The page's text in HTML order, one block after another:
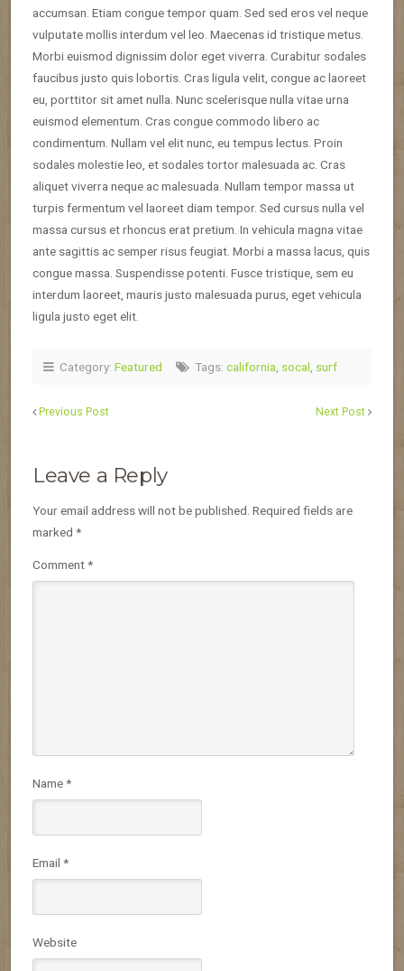
accumsan. Etiam congue tempor quam. Sed sed eros vel neque
vulputate mollis interdum vel leo. Maecenas id tristique metus.
Morbi euismod dignissim dolor eget viverra. Curabitur sodales
faucibus justo quis lobortis. Cras ligula velit, congue ac laoreet
eu, porttitor sit amet nulla. Nunc scelerisque nulla vitae urna
euismod elementum. Cras congue commodo libero ac
condimentum. Nullam vel elit nunc, eu tempus lectus. Proin
sodales molestie leo, et sodales tortor malesuada ac. Cras
aliquet viverra neque ac malesuada. Nullam tempor massa ut
turpis fermentum vel laoreet diam tempor. Sed cursus nulla vel
massa cursus et rhoncus erat pretium. In vehicula magna vitae
ante sagittis ac semper risus feugiat. Morbi a massa lacus, quis
congue massa. Suspendisse potenti. Fusce tristique, sem eu
interdum laoreet, mauris justo malesuada purus, eget vehicula
ligula justo eget elit.
Category: Featured Tags: california, socal, surf
Previous Post Next Post
Leave a Reply
Your email address will not be published. Required fields are
marked *
Comment*
Name*
Email *
Website